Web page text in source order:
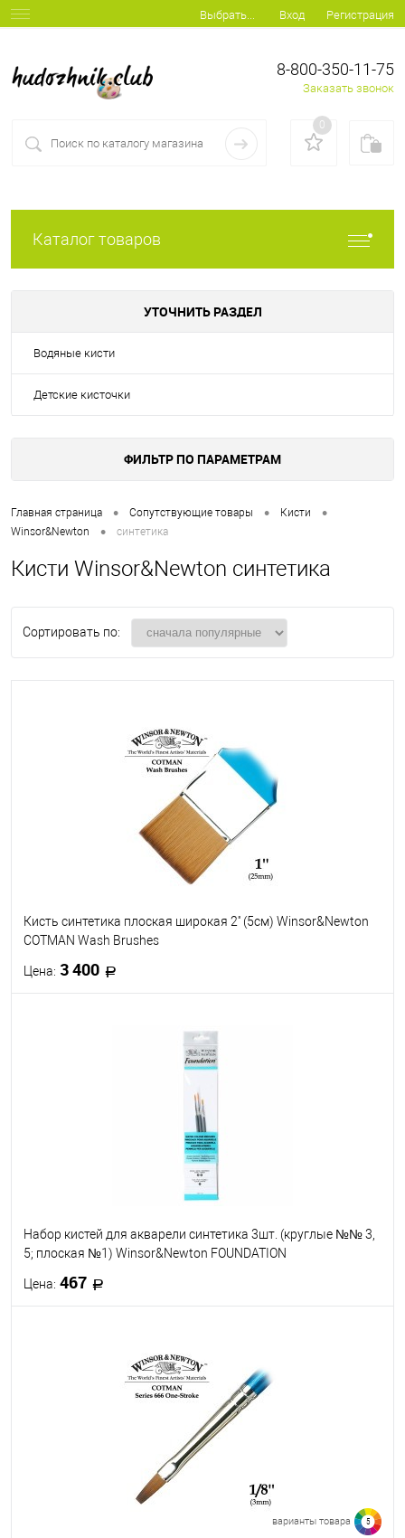
Выбрать... Вход Регистрация
8-800-350-11-75
Заказать звонок
0
Каталог товаров
УТОЧНИТЬ РАЗДЕЛ
Водяные кисти
Детские кисточки
ФИЛЬТР ПО ПАРАМЕТРАМ
Главная страница • Сопутствующие товары • Кисти •
Winsor&Newton • синтетика
Кисти Winsor&Newton синтетика
Сортировать по:
Кисть синтетика плоская широкая 2'' (5см) Winsor&Newton
COTMAN Wash Brushes
Цена: 3 400
Набор кистей для акварели синтетика 3шт. (круглые №№ 3,
5; плоская №1) Winsor&Newton FOUNDATION
Цена: 467
В наличии
варианты товара 5